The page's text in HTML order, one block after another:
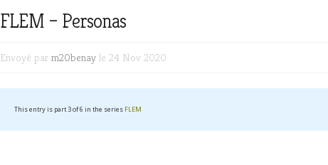
FLEM – Personas
Envoyé par m20benay le 24 Nov 2020
This entry is part 3 of 6 in the series FLEM